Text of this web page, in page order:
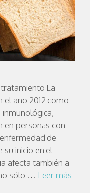
La
el año 2012 como
inmunológica,
en personas con
de
su inicio en el
afecta también a
sólo … Leer más